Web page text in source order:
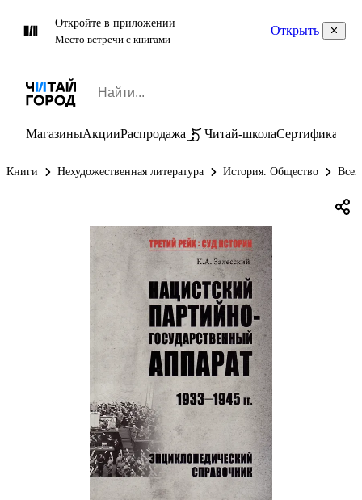
Откройте в приложении
Место встречи с книгами
Открыть
МагазиныАкцииРаспродажа Читай-школаСертификаты
Книги Нехудожественная литература История. Общество